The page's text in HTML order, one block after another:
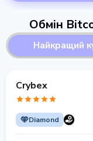
Обмін
Найкращий
Crybex
Diamond